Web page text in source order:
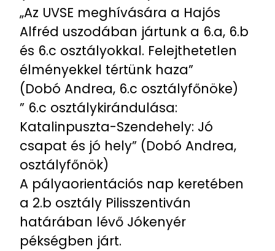
„Az UVSE meghívására a Hajós
Alfréd uszodában jártunk a 6.a, 6.b
és 6.c osztályokkal. Felejthetetlen
élményekkel tértünk haza”
(Dobó Andrea, 6.c osztályfőnöke)
” 6.c osztálykirándulása:
Katalinpuszta-Szendehely: Jó
csapat és jó hely” (Dobó Andrea,
osztályfőnök)
A pályaorientációs nap keretében
a 2.b osztály Pilisszentiván
határában lévő Jókenyér
pékségben járt.